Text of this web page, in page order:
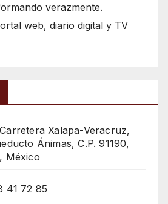
verazmente.
web, diario digital y TV
Xalapa-Veracruz,
Ánimas, C.P. 91190,
México
41 72 85